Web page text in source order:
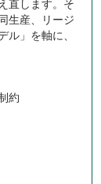
直します。そ
生産、リージ
」を軸に、
約